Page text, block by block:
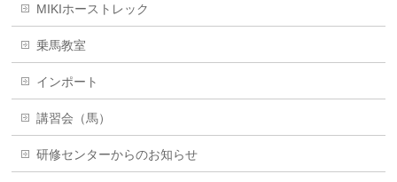
MIKIホーストレック
乗馬教室
インポート
講習会（馬）
研修センターからのお知らせ